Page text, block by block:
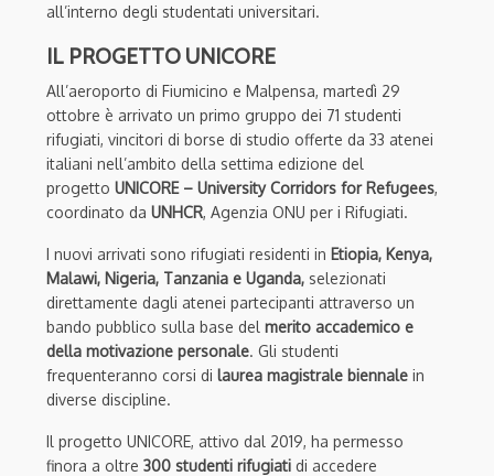
all’interno degli studentati universitari.
IL PROGETTO UNICORE
All’aeroporto di Fiumicino e Malpensa, martedì 29
ottobre è arrivato un primo gruppo dei 71 studenti
rifugiati, vincitori di borse di studio offerte da 33 atenei
italiani nell’ambito della settima edizione del
progetto UNICORE – University Corridors for Refugees,
coordinato da UNHCR, Agenzia ONU per i Rifugiati.
I nuovi arrivati sono rifugiati residenti in Etiopia, Kenya,
Malawi, Nigeria, Tanzania e Uganda, selezionati
direttamente dagli atenei partecipanti attraverso un
bando pubblico sulla base del merito accademico e
della motivazione personale. Gli studenti
frequenteranno corsi di laurea magistrale biennale in
diverse discipline.
Il progetto UNICORE, attivo dal 2019, ha permesso
finora a oltre 300 studenti rifugiati di accedere